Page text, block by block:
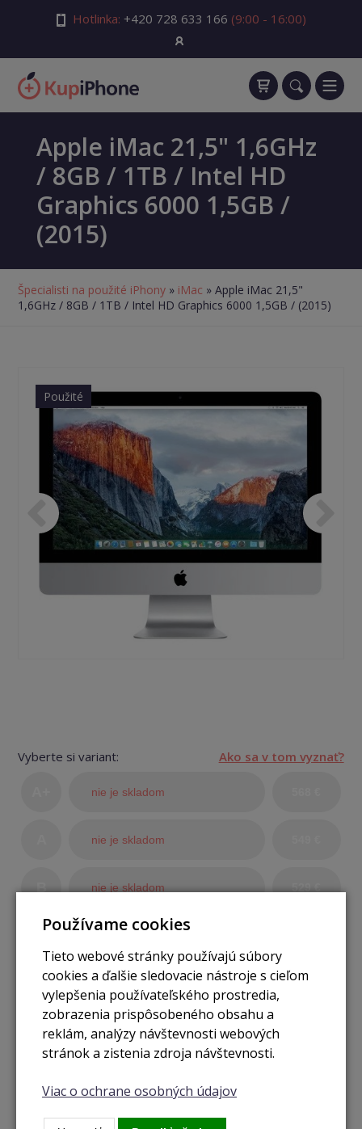
Hotlinka: +420 728 633 166 (9:00 - 16:00)
Apple iMac 21,5" 1,6GHz
/ 8GB / 1TB / Intel HD
Graphics 6000 1,5GB /
(2015)
Špecialisti na použité iPhony » iMac » Apple iMac 21,5"
1,6GHz / 8GB / 1TB / Intel HD Graphics 6000 1,5GB / (2015)
Použité
Vyberte si variant: Ako sa v tom vyznať?
nie je skladom
nie je skladom
B nie je skladom
Bez možností odpočtu DPH
ks Pridať do košíka
Používame cookies
Tieto webové stránky používajú súbory
cookies a ďalšie sledovacie nástroje s cieľom
vylepšenia používateľského prostredia,
zobrazenia prispôsobeného obsahu a
reklám, analýzy návštevnosti webových
stránok a zistenia zdroja návštevnosti.
Viac o ochrane osobných údajov